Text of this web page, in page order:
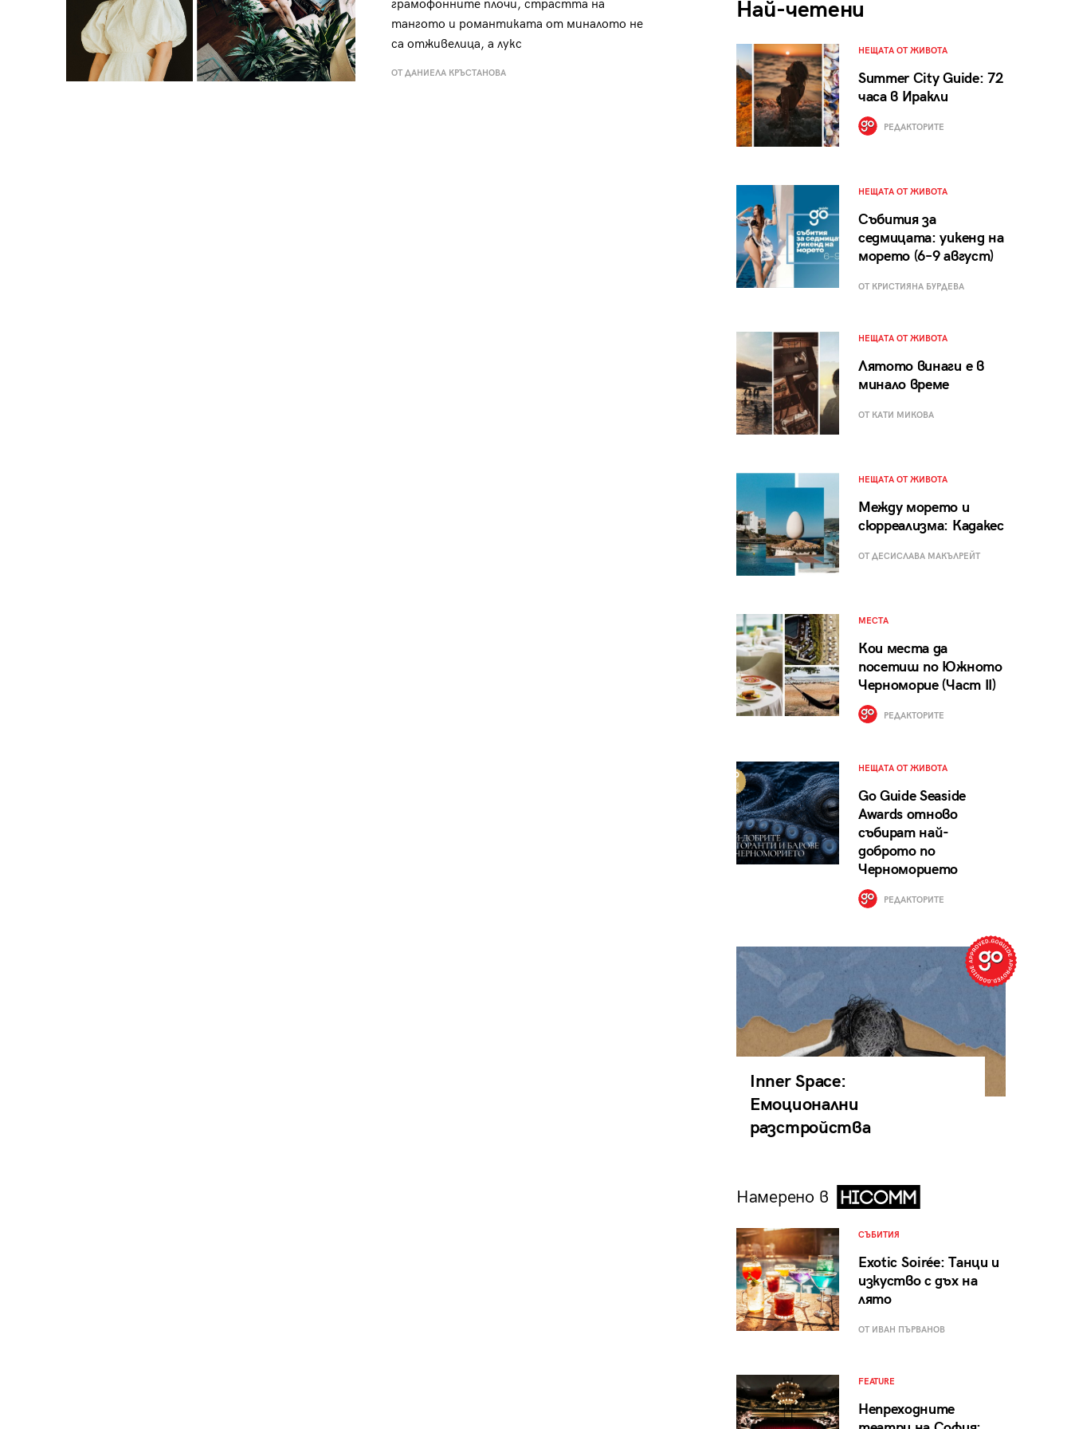
грамофонните плочи, страстта на
тангото и романтиката от миналото не
са отживелица, а лукс
ОТ ДАНИЕЛА КРЪСТАНОВА
Най-четени
НЕЩАТА ОТ ЖИВОТА
Summer City Guide: 72
часа в Иракли
РЕДАКТОРИТЕ
НЕЩАТА ОТ ЖИВОТА
Събития за
седмицата: уикенд на
морето (6–9 август)
ОТ КРИСТИЯНА БУРДЕВА
НЕЩАТА ОТ ЖИВОТА
Лятото винаги е в
минало време
ОТ КАТИ МИКОВА
НЕЩАТА ОТ ЖИВОТА
Между морето и
сюрреализма: Кадакес
ОТ ДЕСИСЛАВА МАКЪЛРЕЙТ
МЕСТА
Кои места да
посетиш по Южното
Черноморие (Част II)
РЕДАКТОРИТЕ
НЕЩАТА ОТ ЖИВОТА
Go Guide Seaside
Awards отново
събират най-
доброто по
Черноморието
РЕДАКТОРИТЕ
Inner Space:
Емоционални
разстройства
Намерено в
СЪБИТИЯ
Exotic Soirée: Танци и
изкуство с дъх на
лято
ОТ ИВАН ПЪРВАНОВ
FEATURE
Непреходните